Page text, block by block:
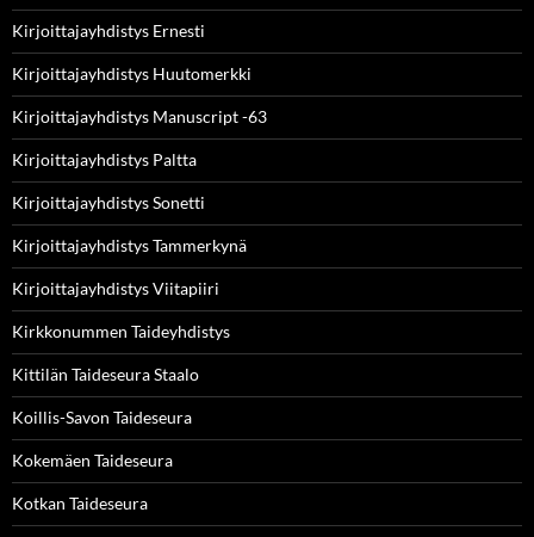
Kirjoittajayhdistys Ernesti
Kirjoittajayhdistys Huutomerkki
Kirjoittajayhdistys Manuscript -63
Kirjoittajayhdistys Paltta
Kirjoittajayhdistys Sonetti
Kirjoittajayhdistys Tammerkynä
Kirjoittajayhdistys Viitapiiri
Kirkkonummen Taideyhdistys
Kittilän Taideseura Staalo
Koillis-Savon Taideseura
Kokemäen Taideseura
Kotkan Taideseura